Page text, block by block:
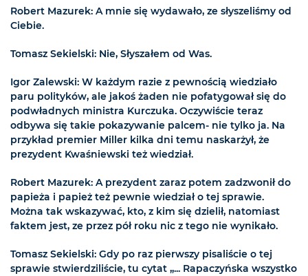
Robert Mazurek: A mnie się wydawało, ze słyszeliśmy od
Ciebie.
Tomasz Sekielski: Nie, Słyszałem od Was.
Igor Zalewski: W każdym razie z pewnością wiedziało
paru polityków, ale jakoś żaden nie pofatygował się do
podwładnych ministra Kurczuka. Oczywiście teraz
odbywa się takie pokazywanie palcem- nie tylko ja. Na
przykład premier Miller kilka dni temu naskarżył, że
prezydent Kwaśniewski też wiedział.
Robert Mazurek: A prezydent zaraz potem zadzwonił do
papieża i papież też pewnie wiedział o tej sprawie.
Można tak wskazywać, kto, z kim się dzielił, natomiast
faktem jest, ze przez pół roku nic z tego nie wynikało.
Tomasz Sekielski: Gdy po raz pierwszy pisaliście o tej
sprawie stwierdziliście, tu cytat „... Rapaczyńska wszystko